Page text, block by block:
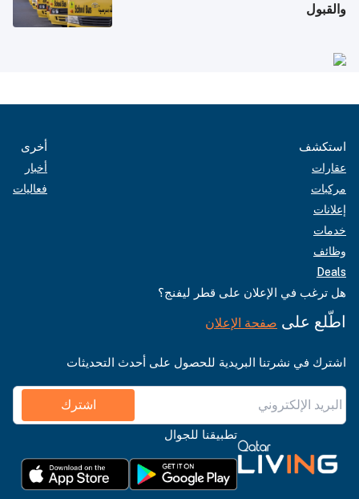
والقبول
استكشف
عقارات
مركبات
إعلانات
خدمات
وظائف
Deals
أخرى
أخبار
فعاليات
هل ترغب في الإعلان على قطر ليفنج؟
اطّلع على صفحة الإعلان
اشترك في نشرتنا البريدية للحصول على أحدث التحديثات
اشترك
تطبيقنا للجوال